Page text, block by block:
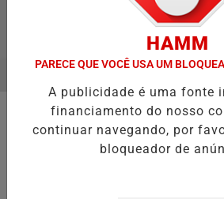
EM ALTA
/NOTÍCIAS #SAOPAULO
HAMM
PARECE QUE VOCÊ USA UM
A publicidade é uma fonte
financiamento do nosso
continuar navegando, por
bloqueador de